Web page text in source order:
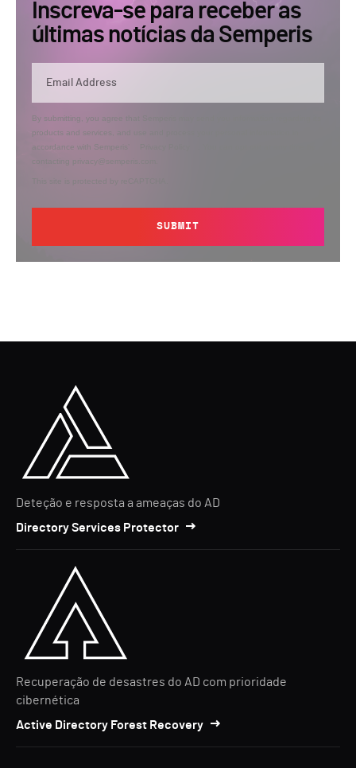
Inscreva-se para receber as
últimas notícias da Semperis
By submitting, you agree that Semperis may send you information regarding its
products and services, and use and process your personal information in
accordance with Semperis’
contacting privacy@semperis.com.
This site is protected by reCAPTCHA.
SUBMIT
Deteção e resposta a ameaças do AD
Directory Services Protector
Recuperação de desastres do AD com prioridade
cibernética
Active Directory Forest Recovery